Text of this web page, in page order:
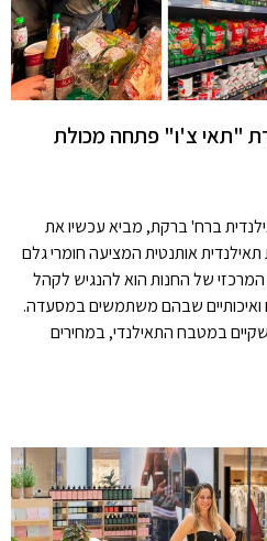
"תאי צ'ו" פתחה מכולת
ברח' ברקת, מביא עכשיו את
אותנטית המציעה חומרי גלם
המרכזי של החנות הוא להנגיש לקהל
ואיכותיים שבהם משתמשים במסעדה.
במטבח התאילנדי, במחירים